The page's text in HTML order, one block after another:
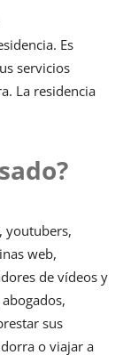
Es
servicios
La residencia
youtubers,
web,
de vídeos y
sus
o viajar a